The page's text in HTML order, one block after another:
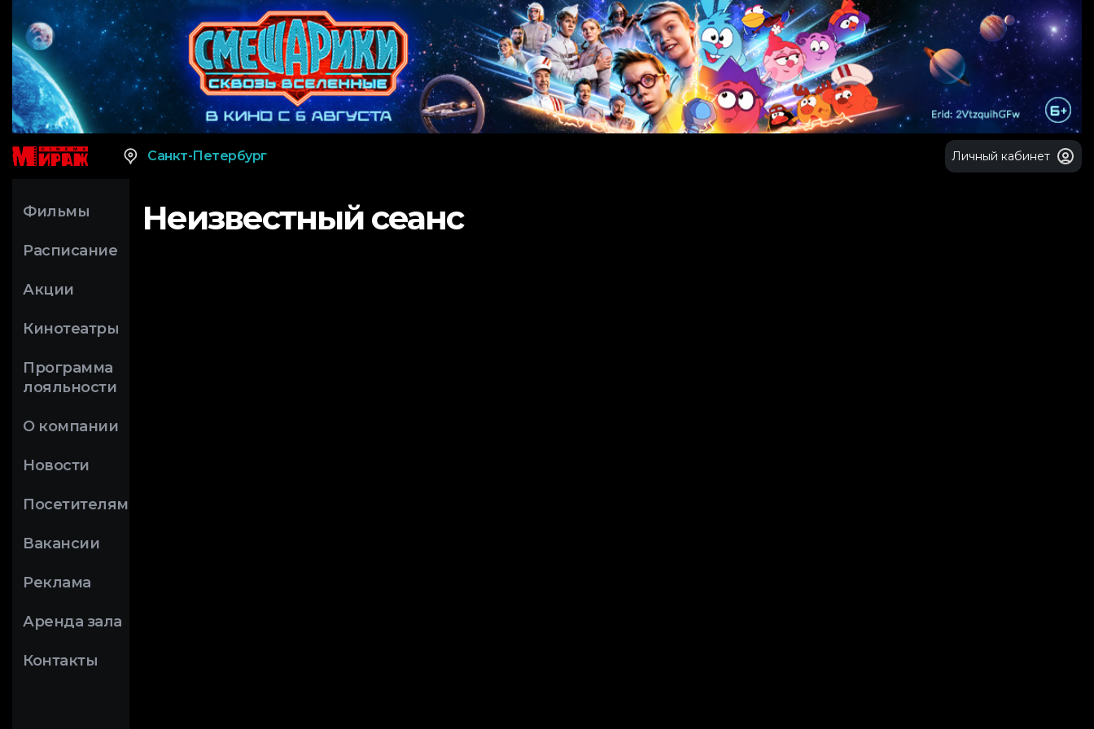
Санкт-Петербург Личный кабинет
Фильмы
Расписание
Акции
Кинотеатры
Программа
лояльности
О компании
Новости
Посетителям
Вакансии
Реклама
Аренда зала
Контакты
Неизвестный сеанс